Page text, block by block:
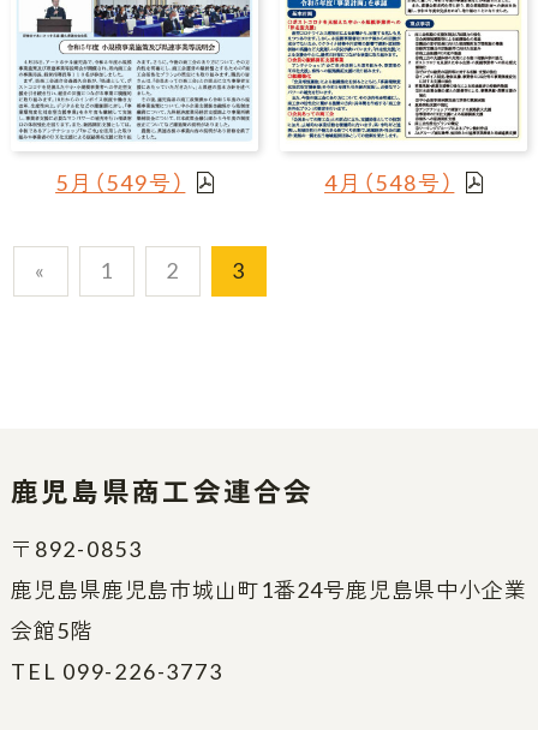
5月（549号） 4月（548号）
« 1 2 3
鹿児島県商工会連合会
〒892-0853
鹿児島県鹿児島市城山町1番24号鹿児島県中小企業
会館5階
TEL 099-226-3773